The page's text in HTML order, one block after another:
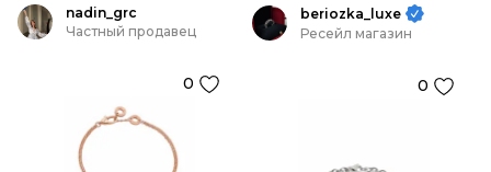
nadin_grc
Частный продавец
0
beriozka_luxe
Ресейл магазин
0